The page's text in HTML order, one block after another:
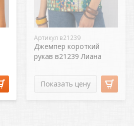
Артикул в21239
Джемпер короткий
рукав в21239 Лиана
Показать цену